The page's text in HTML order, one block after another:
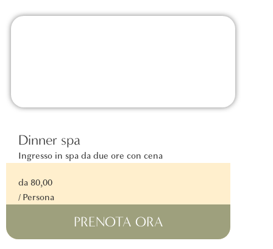
Dinner spa
Ingresso in spa da due ore con cena
da 80,00
/ Persona
PRENOTA ORA